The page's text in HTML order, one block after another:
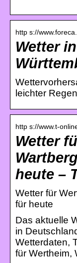
http s://
Wetter
leichter
http s://www.t-
Wetter
heute –
Wetter für
für heute
Das aktuelle
in
Wetterdaten,
für Wertheim,